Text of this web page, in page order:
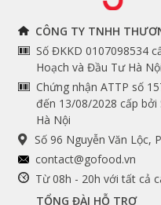
THÔNG TIN
Chính sách và quy định
chung
Hướng dẫn đặt hàng
Cam kết chất lượng
CÔNG TY TNHH
Số ĐKKD 0107098534
Hoạch và Đầu Tư Hà Nội
Chứng nhận ATTP số
đến 13/08/2028 cấp
Hà Nội
Số 96 Nguyễn Văn Lộc,
contact@gofood.vn
Từ 08h - 20h với tất cả
TỔNG ĐÀI HỖ TRỢ